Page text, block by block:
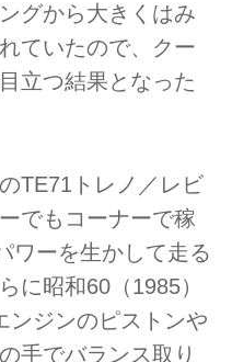
グから大きくはみ
ていたので、クー
立つ結果となった
TE71トレノ／レビ
でもコーナーで稼
ワーを生かして走る
に昭和60（1985）
ンジンのピストンや
手でバランス取り